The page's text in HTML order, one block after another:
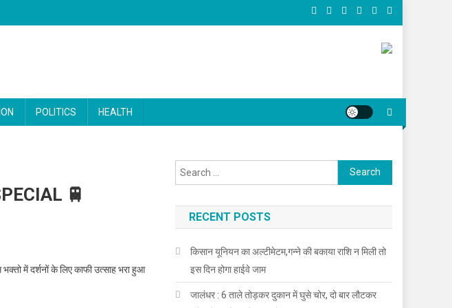
POLITICS HEALTH
🚆
में दर्शनों के लिए काफी उत्साह भरा हुआ
Search for:
RECENT POSTS
किसान यूनियन का अल्टीमेटम,गन्ने की बकाया राशि न मिली तो
इस दिन होगा हाईवे जाम
जालंधर : 6 ताले तोड़कर दुकान में घुसे चोर, दो बार लौटकर